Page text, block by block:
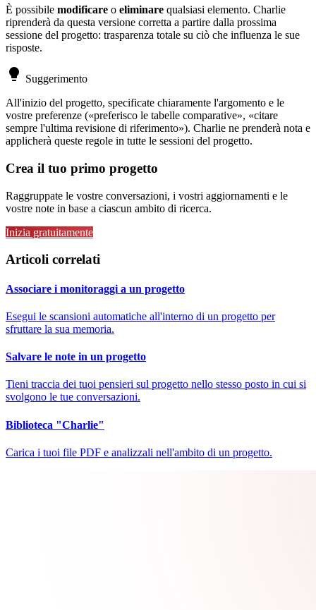
È possibile modificare o eliminare qualsiasi elemento. Charlie
riprenderà da questa versione corretta a partire dalla prossima
sessione del progetto: trasparenza totale su ciò che influenza le sue
risposte.
lightbulb Suggerimento
All'inizio del progetto, specificate chiaramente l'argomento e le
vostre preferenze («preferisco le tabelle comparative», «citare
sempre l'ultima revisione di riferimento»). Charlie ne prenderà nota e
applicherà queste regole in tutte le sessioni del progetto.
Crea il tuo primo progetto
Raggruppate le vostre conversazioni, i vostri aggiornamenti e le
vostre note in base a ciascun ambito di ricerca.
Inizia gratuitamente
Articoli correlati
Associare i monitoraggi a un progetto
Esegui le scansioni automatiche all'interno di un progetto per
sfruttare la sua memoria.
Salvare le note in un progetto
Tieni traccia dei tuoi pensieri sul progetto nello stesso posto in cui si
svolgono le tue conversazioni.
Biblioteca "Charlie"
Carica i tuoi file PDF e analizzali nell'ambito di un progetto.